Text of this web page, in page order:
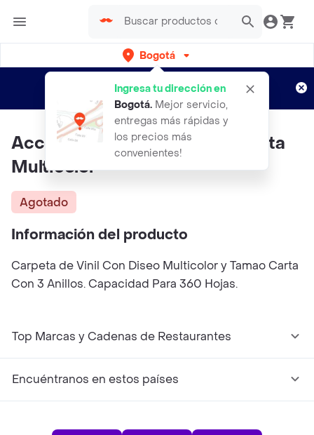
Bogotá
Ingresa tu dirección en
Bogotá. Mejor servicio,
entregas más rápidas y
los precios más
convenientes!
envíos gratis por semanas
Aplican TyC
Acco Carpeta Diseo o3 1 12 Carta
Multicolor
Agotado
Información del producto
Carpeta de Vinil Con Diseo Multicolor y Tamao Carta
Con 3 Anillos. Capacidad Para 360 Hojas.
Top Marcas y Cadenas de Restaurantes
Encuéntranos en estos países